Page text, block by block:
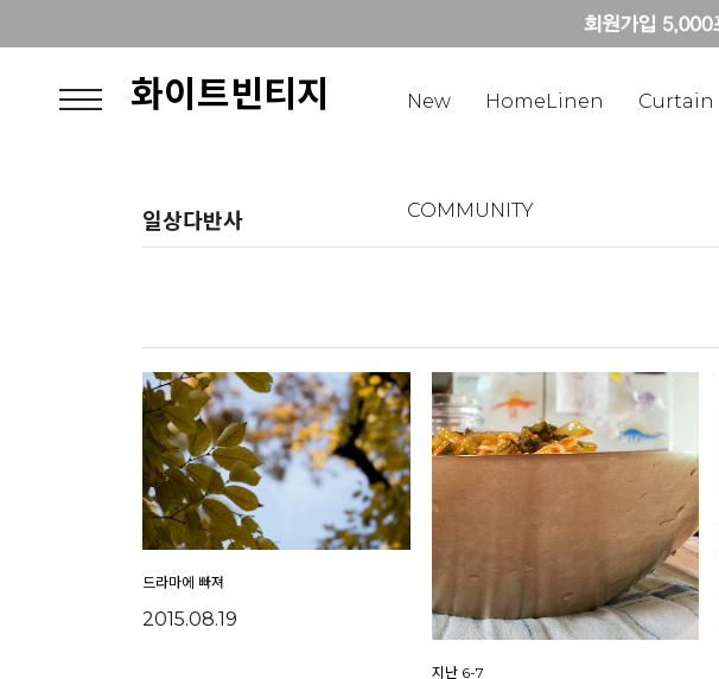
화이트빈티지 New HomeLinen Curtain
COMMUNITY
일상다반사
드라마에 빠져
2015.08.19
지난 6-7